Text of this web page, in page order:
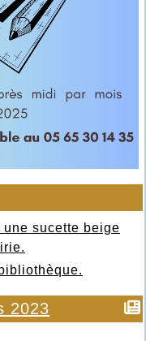
sucette beige
2023